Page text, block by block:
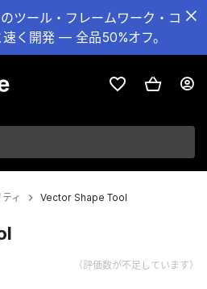
ツール・フレームワーク・コ
く開発 — 全品50%オフ。
ィ Vector Shape Tool
（評価数が不足しています）